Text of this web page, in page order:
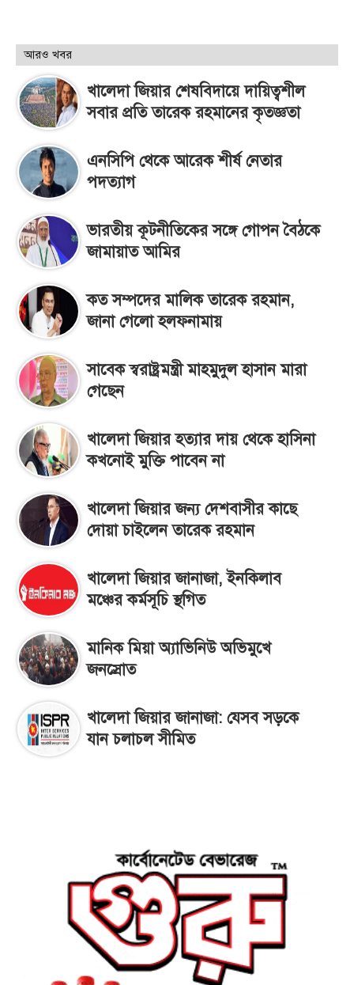
আরও খবর
খালেদা জিয়ার শেষবিদায়ে দায়িত্বশীল
সবার প্রতি তারেক রহমানের কৃতজ্ঞতা
এনসিপি থেকে আরেক শীর্ষ নেতার
পদত্যাগ
ভারতীয় কূটনীতিকের সঙ্গে গোপন বৈঠকে
জামায়াত আমির
কত সম্পদের মালিক তারেক রহমান,
জানা গেলো হলফনামায়
সাবেক স্বরাষ্ট্রমন্ত্রী মাহমুদুল হাসান মারা
গেছেন
খালেদা জিয়ার হত্যার দায় থেকে হাসিনা
কখনোই মুক্তি পাবেন না
খালেদা জিয়ার জন্য দেশবাসীর কাছে
দোয়া চাইলেন তারেক রহমান
খালেদা জিয়ার জানাজা, ইনকিলাব
মঞ্চের কর্মসূচি স্থগিত
মানিক মিয়া অ্যাভিনিউ অভিমুখে
জনস্রোত
খালেদা জিয়ার জানাজা: যেসব সড়কে
যান চলাচল সীমিত